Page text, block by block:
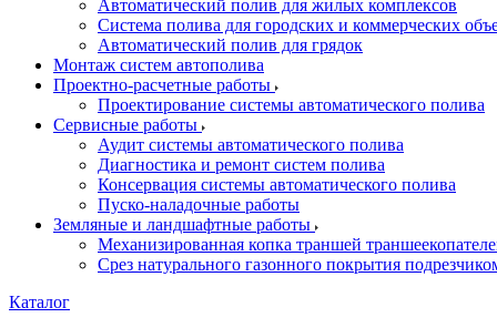
Автоматический полив для жилых комплексов
Система полива для городских и коммерческих
Автоматический полив для грядок
Монтаж систем автополива
Проектно-расчетные работы
Проектирование системы автоматического полива
Сервисные работы
Аудит системы автоматического полива
Диагностика и ремонт систем полива
Консервация системы автоматического полива
Пуско-наладочные работы
Земляные и ландшафтные работы
Механизированная копка траншей
Срез натурального газонного покрытия
Каталог